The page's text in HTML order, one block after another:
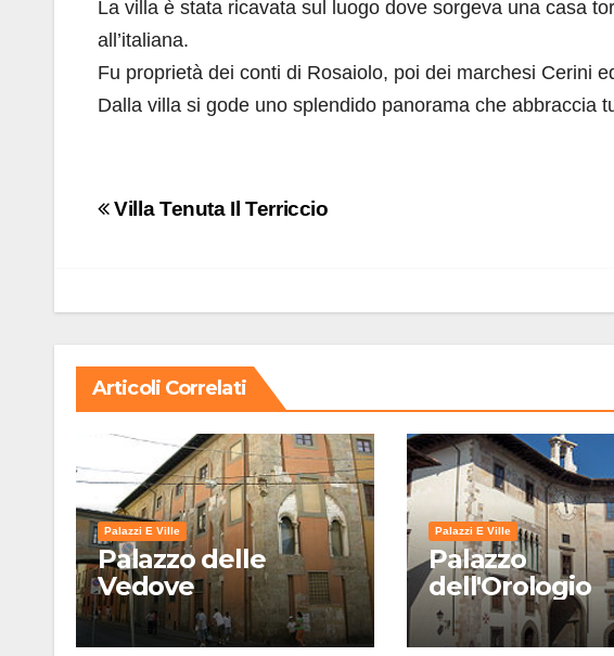
La villa è stata ricavata sul luogo dove sorgeva una casa
all’italiana.
Fu proprietà dei conti di Rosaiolo, poi dei marchesi Cerini
Dalla villa si gode uno splendido panorama che abbraccia
Navigazione
Villa Tenuta Il Terriccio
Articoli Correlati
Palazzi E Ville
Palazzo delle
Vedove
Palazzi E Ville
Palazzo
dell'Orologio